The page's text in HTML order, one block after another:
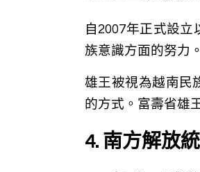
自2007年正式設
族意識方面的努力。
雄王被視為越南民
的方式。富壽省雄
4. 南方解放